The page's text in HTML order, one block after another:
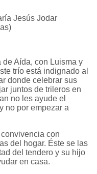
Jesús Jodar
Aída, con Luisma y
trío está indignado al
donde celebrar sus
juntos de trileros en
no les ayude el
no por empezar a
con
del hogar. Éste se las
del tendero y su hijo
en casa.